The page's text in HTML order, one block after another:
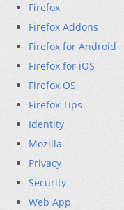
Firefox
Firefox Addons
Firefox for Android
Firefox for iOS
Firefox OS
Firefox Tips
Identity
Mozilla
Privacy
Security
Web App